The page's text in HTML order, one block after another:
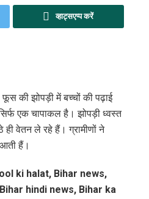
व्हाट्सएप्प करें
की झोपड़ी में बच्चों की पढ़ाई
एक चापाकल है। झोपड़ी ध्वस्त
वेतन ले रहे हैं। ग्रामीणों ने
आती हैं।